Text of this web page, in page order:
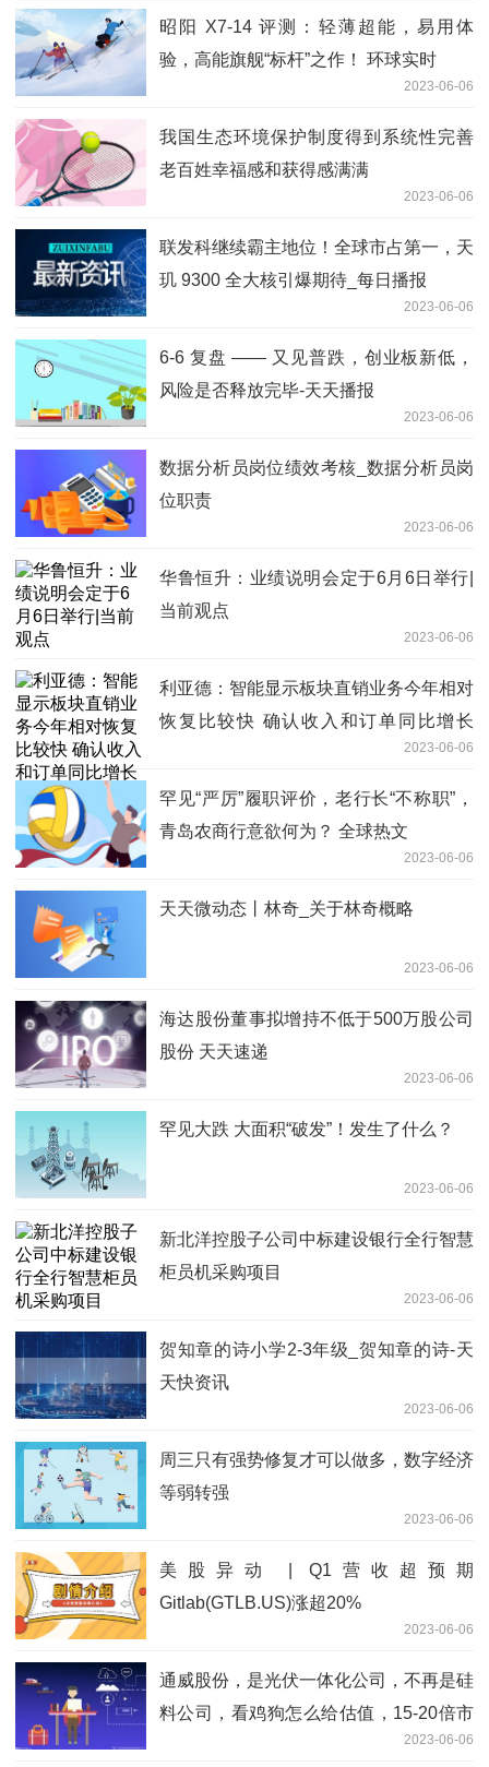
昭阳 X7-14 评测：轻薄超能，易用体
验，高能旗舰“标杆”之作！ 环球实时
2023-06-06
我国生态环境保护制度得到系统性完善
老百姓幸福感和获得感满满
2023-06-06
联发科继续霸主地位！全球市占第一，天
玑 9300 全大核引爆期待_每日播报
2023-06-06
6-6 复盘 —— 又见普跌，创业板新低，
风险是否释放完毕-天天播报
2023-06-06
数据分析员岗位绩效考核_数据分析员岗
位职责
2023-06-06
华鲁恒升：业绩说明会定于6月6日举行|
当前观点
2023-06-06
利亚德：智能显示板块直销业务今年相对
恢复比较快 确认收入和订单同比增长
2023-06-06
罕见“严厉”履职评价，老行长“不称职”，
青岛农商行意欲何为？ 全球热文
2023-06-06
天天微动态丨林奇_关于林奇概略
2023-06-06
海达股份董事拟增持不低于500万股公司
股份 天天速递
2023-06-06
罕见大跌 大面积“破发”！发生了什么？
2023-06-06
新北洋控股子公司中标建设银行全行智慧
柜员机采购项目
2023-06-06
贺知章的诗小学2-3年级_贺知章的诗-天
天快资讯
2023-06-06
周三只有强势修复才可以做多，数字经济
等弱转强
2023-06-06
美股异动 | Q1营收超预期
Gitlab(GTLB.US)涨超20%
2023-06-06
通威股份，是光伏一体化公司，不再是硅
料公司，看鸡狗怎么给估值，15-20倍市
2023-06-06